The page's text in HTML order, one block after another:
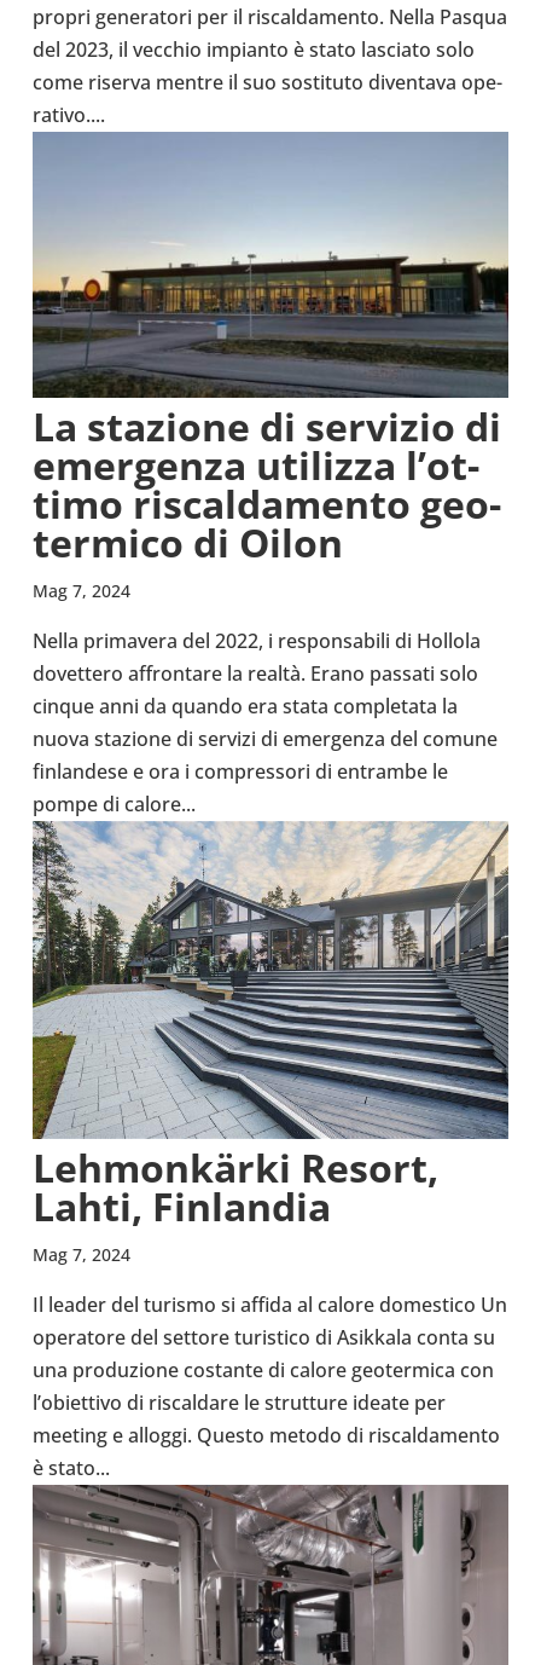
propri gene­ra­tori per il riscal­da­mento. Nella Pasqua
del 2023, il vecchio impianto è stato lasciato solo
come riserva mentre il suo sosti­tuto diven­tava ope­
ra­tivo....
La sta­zione di ser­vi­zio di
emer­genza uti­lizza l’ot­
timo riscal­da­mento geo­
ter­mico di Oilon
Mag 7, 2024
Nella pri­ma­vera del 2022, i respon­sa­bili di Hollola
dovet­tero affron­tare la realtà. Erano passati solo
cinque anni da quando era stata com­ple­tata la
nuova sta­zione di servizi di emer­genza del comune
fin­lan­dese e ora i com­pres­sori di entrambe le
pompe di calore...
Lehmonkärki Resort,
Lahti, Fin­lan­dia
Mag 7, 2024
Il leader del turismo si affida al calore dome­stico Un
ope­ra­tore del settore turi­stico di Asik­kala conta su
una pro­du­zione costante di calore geo­ter­mica con
l’o­biet­tivo di riscal­dare le strut­ture ideate per
meeting e alloggi. Questo metodo di riscal­da­mento
è stato...